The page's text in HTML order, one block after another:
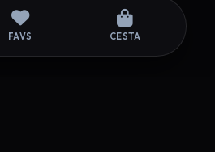
FAVS CESTA